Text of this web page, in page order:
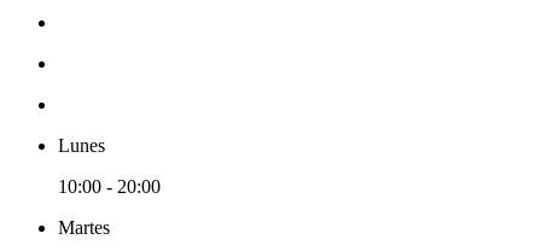
Lunes
10:00 - 20:00
Martes